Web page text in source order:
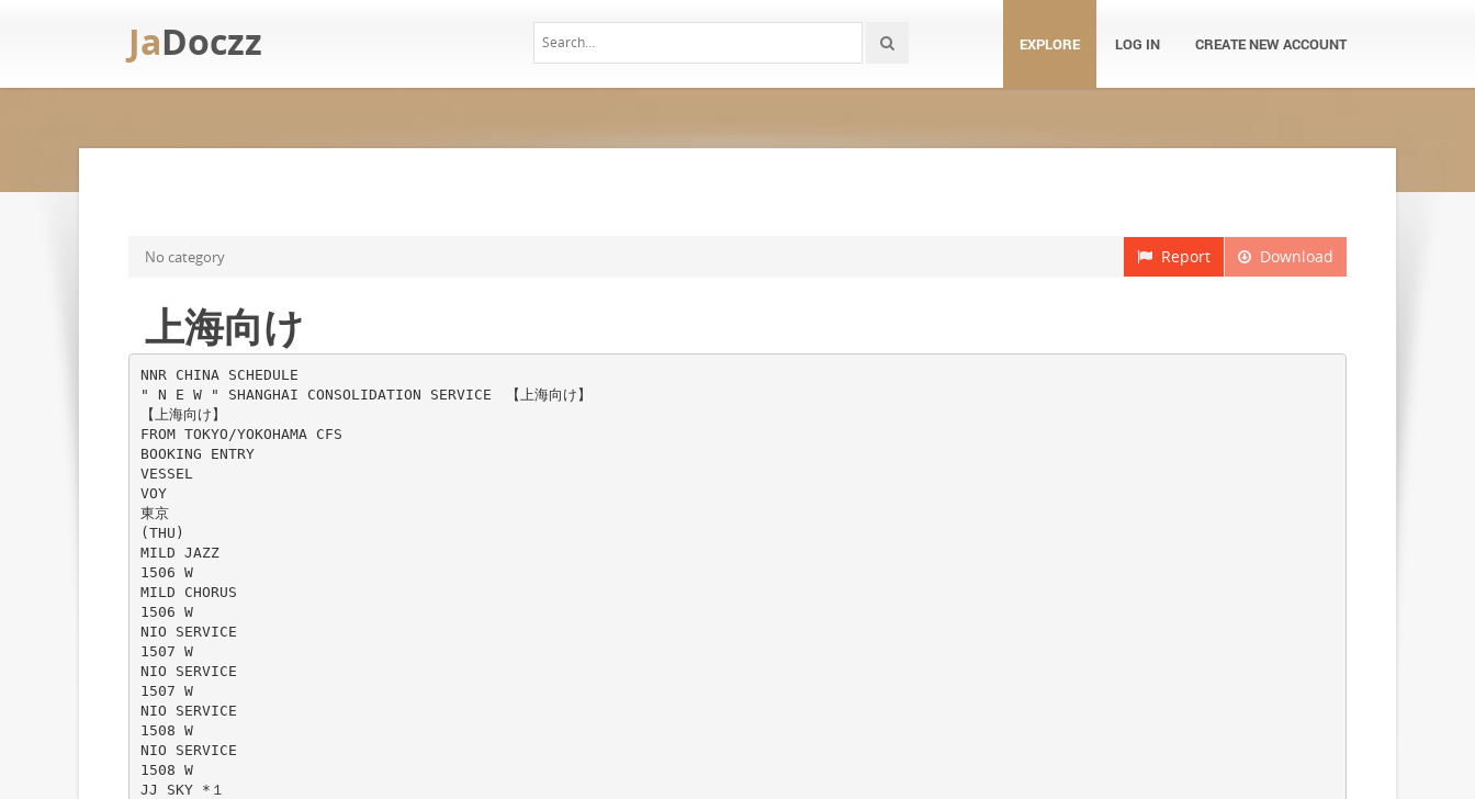
JaDoczz EXPLORE LOG IN CREATE NEW ACCOUNT
Download
Report
No category
上海向け
NNR CHINA SCHEDULE
" N E W " SHANGHAI CONSOLIDATION SERVICE 【上海向け】
【上海向け】
FROM TOKYO/YOKOHAMA CFS
BOOKING ENTRY
VESSEL
VOY
東京
(THU)
MILD JAZZ
1506 W
MILD CHORUS
1506 W
NIO SERVICE
1507 W
NIO SERVICE
1507 W
NIO SERVICE
1508 W
NIO SERVICE
1508 W
JJ SKY *１